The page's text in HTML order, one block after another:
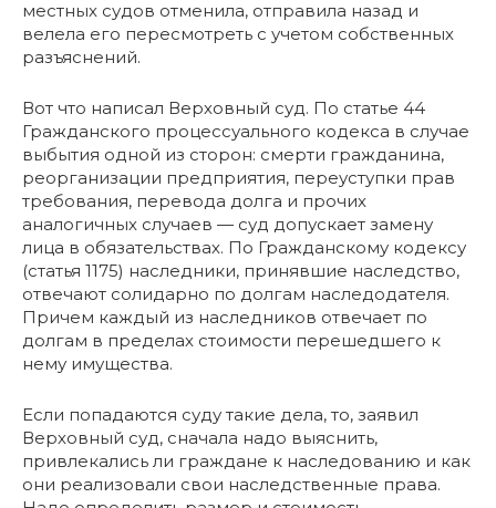
местных судов отменила, отправила назад и
велела его пересмотреть с учетом собственных
разъяснений.
Вот что написал Верховный суд. По статье 44
Гражданского процессуального кодекса в случае
выбытия одной из сторон: смерти гражданина,
реорганизации предприятия, переуступки прав
требования, перевода долга и прочих
аналогичных случаев — суд допускает замену
лица в обязательствах. По Гражданскому кодексу
(статья 1175) наследники, принявшие наследство,
отвечают солидарно по долгам наследодателя.
Причем каждый из наследников отвечает по
долгам в пределах стоимости перешедшего к
нему имущества.
Если попадаются суду такие дела, то, заявил
Верховный суд, сначала надо выяснить,
привлекались ли граждане к наследованию и как
они реализовали свои наследственные права.